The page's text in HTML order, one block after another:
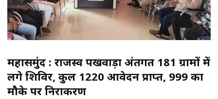
महासमुंद : राजस्व पखवाड़ा अंतर्गत 181 ग्रामों में
लगे शिविर, कुल 1220 आवेदन प्राप्त, 999 का
मौके पर निराकरण